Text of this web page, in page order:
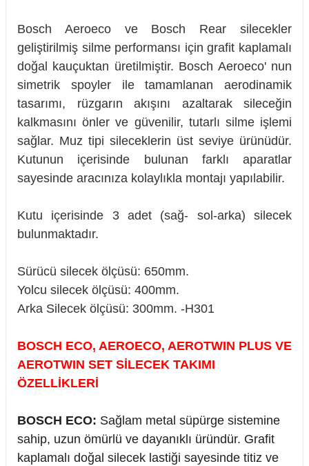
Ürünleri
Bosch Aeroeco ve Bosch Rear silecekler
geliştirilmiş silme performansı için grafit kaplamalı
doğal kauçuktan üretilmiştir. Bosch Aeroeco' nun
simetrik spoyler ile tamamlanan aerodinamik
tasarımı, rüzgarın akışını azaltarak sileceğin
kalkmasını önler ve güvenilir, tutarlı silme işlemi
sağlar. Muz tipi sileceklerin üst seviye ürünüdür.
Kutunun içerisinde bulunan farklı aparatlar
sayesinde aracınıza kolaylıkla montajı yapılabilir.
Kutu içerisinde 3 adet (sağ- sol-arka) silecek
bulunmaktadır.
Sürücü silecek ölçüsü: 650mm.
Yolcu silecek ölçüsü: 400mm.
Arka Silecek ölçüsü: 300mm. -H301
BOSCH ECO, AEROECO, AEROTWIN PLUS VE
AEROTWIN SET SİLECEK TAKIMI
ÖZELLİKLERİ
BOSCH ECO: Sağlam metal süpürge sistemine
sahip, uzun ömürlü ve dayanıklı üründür. Grafit
kaplamalı doğal silecek lastiği sayesinde titiz ve